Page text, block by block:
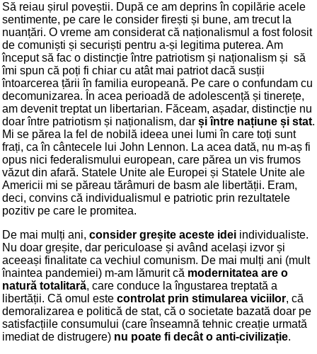
Să reiau șirul poveștii. După ce am deprins în copilărie acele
sentimente, pe care le consider firești și bune, am trecut la
nuanțări. O vreme am considerat că naționalismul a fost folosit
de comuniști și securiști pentru a-și legitima puterea. Am
început să fac o distincție între patriotism și naționalism și să
îmi spun că poți fi chiar cu atât mai patriot dacă susții
întoarcerea țării în familia europeană. Pe care o confundam cu
decomunizarea. În acea perioadă de adolescență și tinerețe,
am devenit treptat un libertarian. Făceam, așadar, distincție nu
doar între patriotism și naționalism, dar și între națiune și stat.
Mi se părea la fel de nobilă ideea unei lumi în care toți sunt
frați, ca în cântecele lui John Lennon. La acea dată, nu m-aș fi
opus nici federalismului european, care părea un vis frumos
văzut din afară. Statele Unite ale Europei și Statele Unite ale
Americii mi se păreau tărâmuri de basm ale libertății. Eram,
deci, convins că individualismul e patriotic prin rezultatele
pozitiv pe care le promitea.
De mai mulți ani, consider greșite aceste idei individualiste.
Nu doar greșite, dar periculoase și având același izvor și
aceeași finalitate ca vechiul comunism. De mai mulți ani (mult
înaintea pandemiei) m-am lămurit că modernitatea are o
natură totalitară, care conduce la îngustarea treptată a
libertății. Că omul este controlat prin stimularea viciilor, că
demoralizarea e politică de stat, că o societate bazată doar pe
satisfacțiile consumului (care înseamnă tehnic creație urmată
imediat de distrugere) nu poate fi decât o anti-civilizație.